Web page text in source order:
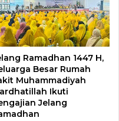
Ramadhan 1447 H,
Besar Rumah
Muhammadiyah
Ikuti
Jelang